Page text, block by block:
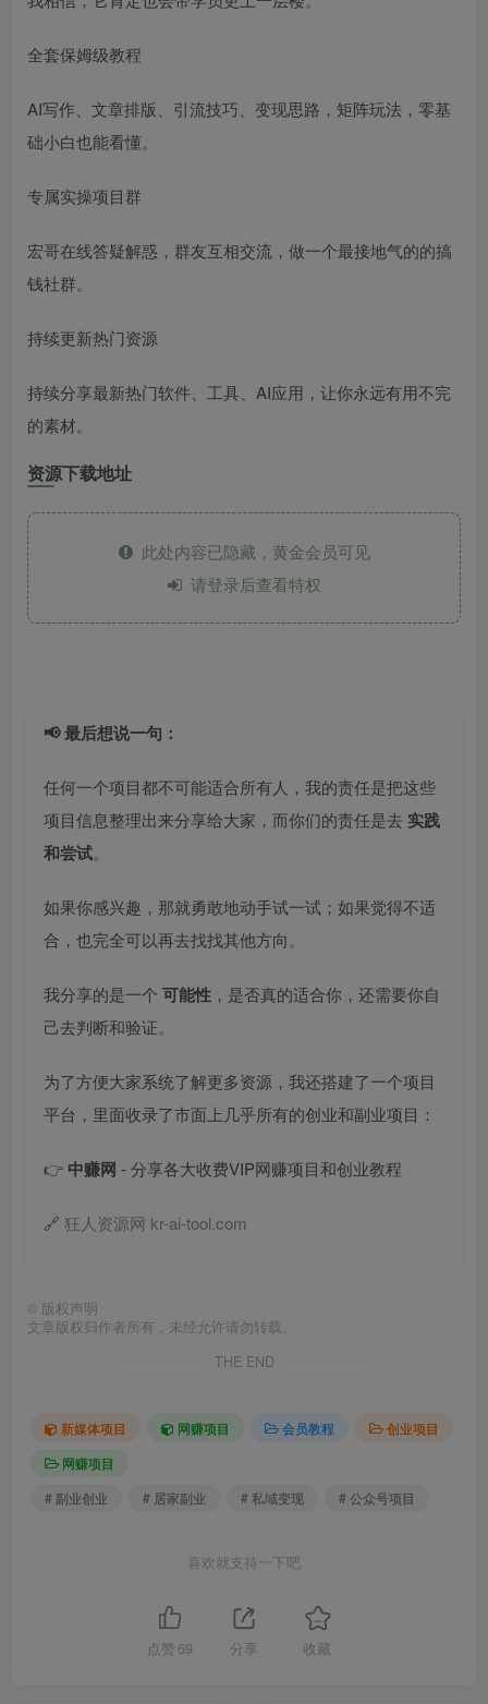
全套保姆级教程
AI写作、文章排版、引流技巧、变现思路，矩阵玩法，零基
础小白也能看懂。
专属实操项目群
宏哥在线答疑解惑，群友互相交流，做一个最接地气的的搞
钱社群。
持续更新热门资源
持续分享最新热门软件、工具、AI应用，让你永远有用不完
的素材。
资源下载地址
此处内容已隐藏，黄金会员可见
请登录后查看特权
📢 最后想说一句：
任何一个项目都不可能适合所有人，我的责任是把这些
项目信息整理出来分享给大家，而你们的责任是去 实践
和尝试。
如果你感兴趣，那就勇敢地动手试一试；如果觉得不适
合，也完全可以再去找找其他方向。
我分享的是一个 可能性 ，是否真的适合你，还需要你自
己去判断和验证。
为了方便大家系统了解更多资源，我还搭建了一个项目
平台，里面收录了市面上几乎所有的创业和副业项目：
👉 中赚网 - 分享各大收费VIP网赚项目和创业教程
🔗 狂人资源网 kr-ai-tool.com
© 版权声明
文章版权归作者所有，未经允许请勿转载。
THE END
新媒体项目 网赚项目 会员教程
创业项目
网赚项目
# 副业创业
# 居家副业 # 私域变现 # 公众号项目
喜欢就支持一下吧
点赞 69 分享 收藏